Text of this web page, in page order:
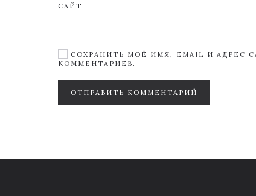
САЙТ
СОХРАНИТЬ МОЁ ИМЯ, EMAIL И АДРЕС
КОММЕНТАРИЕВ.
ОТПРАВИТЬ КОММЕНТАРИЙ